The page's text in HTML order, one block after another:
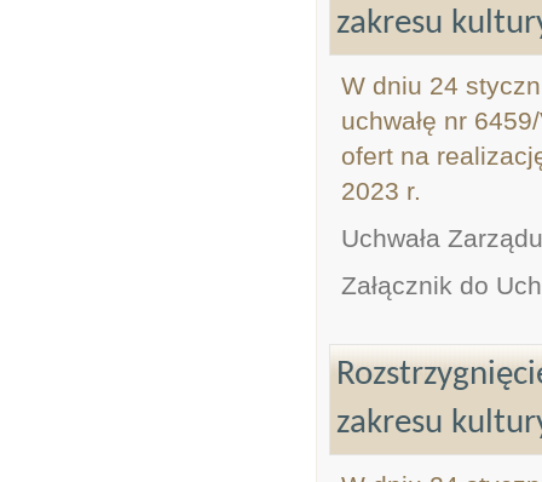
zakresu
W dniu 24
uchwałę nr
ofert na
2023 r.
Uchwała
Załącznik do
zakresu